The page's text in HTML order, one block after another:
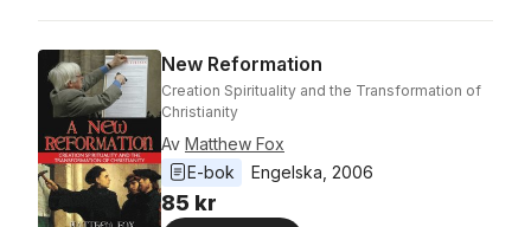
New Reformation
Creation Spirituality and the Transformation of
Christianity
Av Matthew Fox
E-bok
Engelska 2006
85 kr